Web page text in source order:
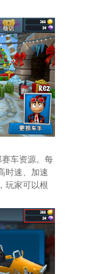
车资源。每
时速、加速
玩家可以根